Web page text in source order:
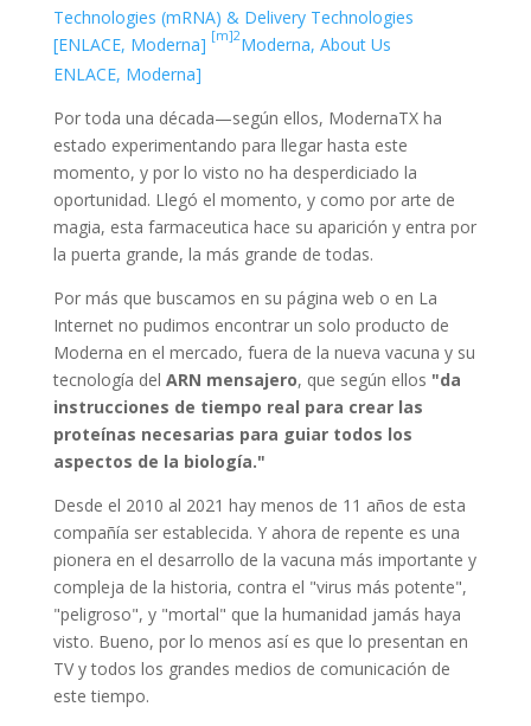
Technologies (mRNA) & Delivery Technologies
[ENLACE, Moderna] [m]2Moderna, About Us
ENLACE, Moderna]
Por toda una década—según ellos, ModernaTX ha
estado experimentando para llegar hasta este
momento, y por lo visto no ha desperdiciado la
oportunidad. Llegó el momento, y como por arte de
magia, esta farmaceutica hace su aparición y entra por
la puerta grande, la más grande de todas.
Por más que buscamos en su página web o en La
Internet no pudimos encontrar un solo producto de
Moderna en el mercado, fuera de la nueva vacuna y su
tecnología del ARN mensajero, que según ellos "da
instrucciones de tiempo real para crear las
proteínas necesarias para guiar todos los
aspectos de la biología."
Desde el 2010 al 2021 hay menos de 11 años de esta
compañía ser establecida. Y ahora de repente es una
pionera en el desarrollo de la vacuna más importante y
compleja de la historia, contra el "virus más potente",
"peligroso", y "mortal" que la humanidad jamás haya
visto. Bueno, por lo menos así es que lo presentan en
TV y todos los grandes medios de comunicación de
este tiempo.